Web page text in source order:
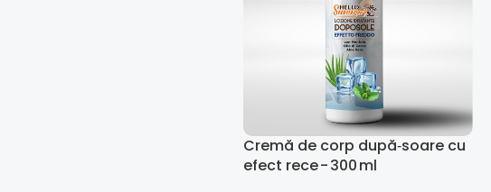
Cremă de corp după‑soare cu
efect rece - 300 ml